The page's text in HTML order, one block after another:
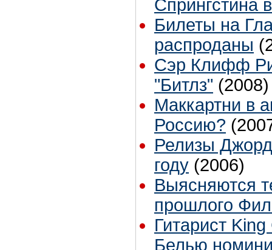
Спрингстина
Билеты на
распроданы
Сэр Клифф
"Битлз" (2008)
Маккартни в
Россию?
Релизы
году (2006)
Выясняются
прошлого
Гитарист
Белью